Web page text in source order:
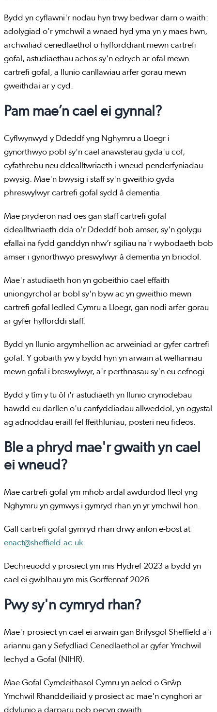
Bydd yn cyflawni'r nodau hyn trwy bedwar darn o waith:
adolygiad o'r ymchwil a wnaed hyd yma yn y maes hwn,
archwiliad cenedlaethol o hyfforddiant mewn cartrefi
gofal, astudiaethau achos sy'n edrych ar ofal mewn
cartrefi gofal, a llunio canllawiau arfer gorau mewn
gweithdai ar y cyd.
Pam mae’n cael ei gynnal?
Cyflwynwyd y Ddeddf yng Nghymru a Lloegr i
gynorthwyo pobl sy'n cael anawsterau gyda'u cof,
cyfathrebu neu ddealltwriaeth i wneud penderfyniadau
pwysig. Mae'n bwysig i staff sy'n gweithio gyda
phreswylwyr cartrefi gofal sydd â dementia.
Mae pryderon nad oes gan staff cartrefi gofal
ddealltwriaeth dda o'r Ddeddf bob amser, sy'n golygu
efallai na fydd ganddyn nhw’r sgiliau na'r wybodaeth bob
amser i gynorthwyo preswylwyr â dementia yn briodol.
Mae'r astudiaeth hon yn gobeithio cael effaith
uniongyrchol ar bobl sy'n byw ac yn gweithio mewn
cartrefi gofal ledled Cymru a Lloegr, gan nodi arfer gorau
ar gyfer hyfforddi staff.
Bydd yn llunio argymhellion ac arweiniad ar gyfer cartrefi
gofal. Y gobaith yw y bydd hyn yn arwain at welliannau
mewn gofal i breswylwyr, a'r perthnasau sy'n eu cefnogi.
Bydd y tîm y tu ôl i'r astudiaeth yn llunio crynodebau
hawdd eu darllen o'u canfyddiadau allweddol, yn ogystal
ag adnoddau eraill fel ffeithluniau, posteri neu fideos.
Ble a phryd mae'r gwaith yn cael
ei wneud?
Mae cartrefi gofal ym mhob ardal awdurdod lleol yng
Nghymru yn gymwys i gymryd rhan yn yr ymchwil hon.
Gall cartrefi gofal gymryd rhan drwy anfon e-bost at
enact@sheffield.ac.uk.
Dechreuodd y prosiect ym mis Hydref 2023 a bydd yn
cael ei gwblhau ym mis Gorffennaf 2026.
Pwy sy'n cymryd rhan?
Mae'r prosiect yn cael ei arwain gan Brifysgol Sheffield a'i
ariannu gan y Sefydliad Cenedlaethol ar gyfer Ymchwil
Iechyd a Gofal (NIHR).
Mae Gofal Cymdeithasol Cymru yn aelod o Grŵp
Ymchwil Rhanddeiliaid y prosiect ac mae'n cynghori ar
ddylunio a darparu pob pecyn gwaith.